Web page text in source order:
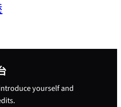
yourself and